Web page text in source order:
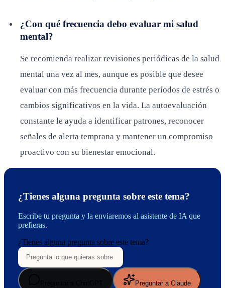
¿Con qué frecuencia debo evaluar mi salud
mental?
Se recomienda realizar revisiones periódicas de la salud
mental una vez al mes, aunque es posible que desee
evaluar con más frecuencia durante períodos de estrés o
cambios significativos en la vida. La autoevaluación
constante le ayuda a identificar patrones, reconocer
señales de alerta temprana y mantener un compromiso
proactivo con su bienestar emocional.
¿Tienes alguna pregunta sobre este tema?
Escribe tu pregunta y la enviaremos al asistente de IA que
prefieras.
¿Tienes alguna pregunta sobre este tema?
Preguntar a Claude